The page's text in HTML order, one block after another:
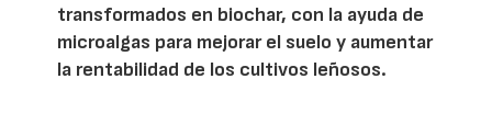
transformados en biochar, con la ayuda de
microalgas para mejorar el suelo y aumentar
la rentabilidad de los cultivos leñosos.